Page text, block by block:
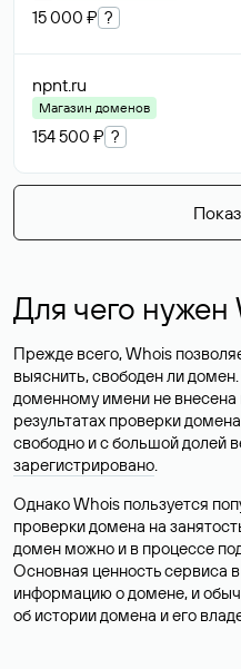
15 000 ₽ ?
npnt.ru
Магазин доменов
154 500 ₽ ?
Для чего
Прежде всего, Whois
выяснить, свободен ли
доменному имени не внесена
результатах проверки
свободно и с большой долей
зарегистрировано.
Однако Whois пользуется
проверки домена на
домен можно и в процессе
Основная ценность сервиса
информацию о домене, и
об истории домена и его